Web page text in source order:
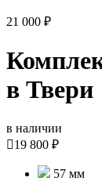
21 000 ₽
в Твери
в наличии
19 800 ₽
57 мм